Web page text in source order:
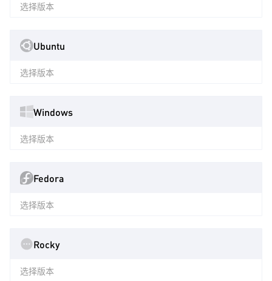
选择版本
Ubuntu
选择版本
Windows
选择版本
Fedora
选择版本
Rocky
选择版本